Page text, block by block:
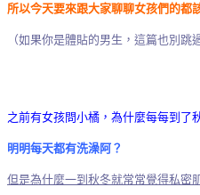
所以今天要來跟大家聊聊女孩們的都
（如果你是體貼的男生，這篇也別跳
之前有女孩問小橘，為什麼每每到了
明明每天都有洗澡阿？
但是為什麼一到秋冬就常常覺得私密